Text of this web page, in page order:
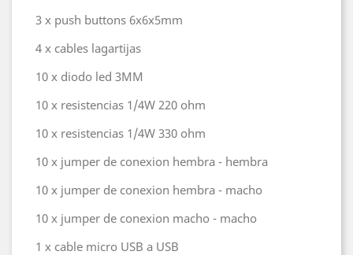
3 x push buttons 6x6x5mm
4 x cables lagartijas
10 x diodo led 3MM
10 x resistencias 1/4W 220 ohm
10 x resistencias 1/4W 330 ohm
10 x jumper de conexion hembra - hembra
10 x jumper de conexion hembra - macho
10 x jumper de conexion macho - macho
1 x cable micro USB a USB